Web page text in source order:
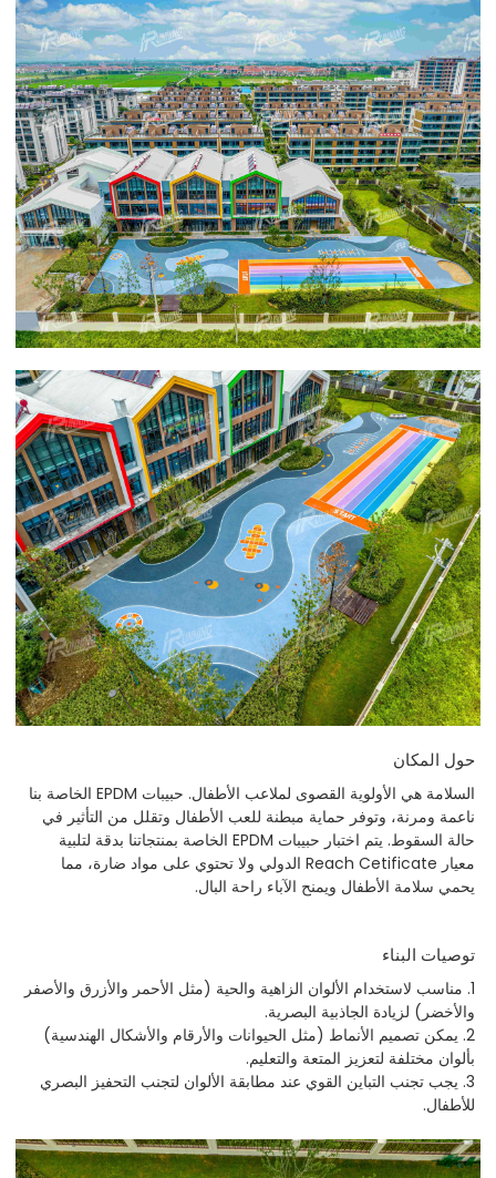
حول المكان
السلامة هي الأولوية القصوى لملاعب الأطفال. حبيبات EPDM الخاصة بنا
ناعمة ومرنة، وتوفر حماية مبطنة للعب الأطفال وتقلل من التأثير في
حالة السقوط. يتم اختبار حبيبات EPDM الخاصة بمنتجاتنا بدقة لتلبية
معيار Reach Cetificate الدولي ولا تحتوي على مواد ضارة، مما
يحمي سلامة الأطفال ويمنح الآباء راحة البال.
توصيات البناء
1. مناسب لاستخدام الألوان الزاهية والحية (مثل الأحمر والأزرق والأصفر
والأخضر) لزيادة الجاذبية البصرية.
2. يمكن تصميم الأنماط (مثل الحيوانات والأرقام والأشكال الهندسية)
بألوان مختلفة لتعزيز المتعة والتعليم.
3. يجب تجنب التباين القوي عند مطابقة الألوان لتجنب التحفيز البصري
للأطفال.